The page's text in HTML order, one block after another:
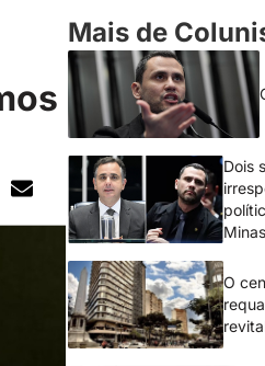
Mais de
Dois
Minas
O